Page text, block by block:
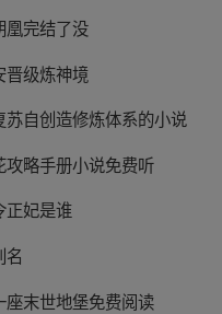
凰完结了没
晋级炼神境
苏自创造修炼体系的小说
攻略手册小说免费听
正妃是谁
名
座末世地堡免费阅读